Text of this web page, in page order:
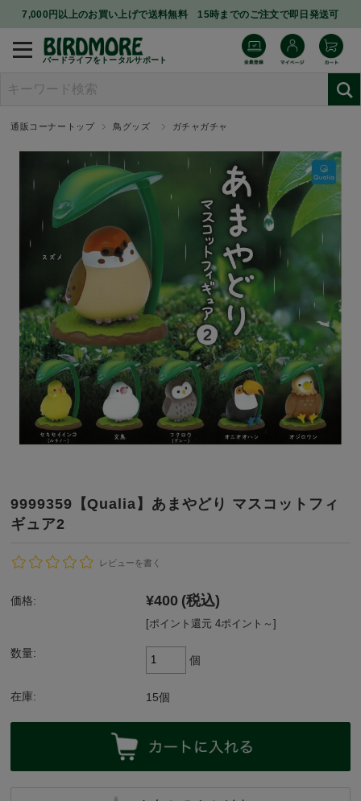
7,000円以上のお買い上げで送料無料 15時までのご注文で即日発送可
バードライフをトータルサポート
通販コーナートップ 鳥グッズ ガチャガチャ
9999359【Qualia】あまやどり マスコットフィ
ギュア2
レビューを書く
価格: ¥400 (税込)
[ポイント還元 4ポイント～]
数量:
個
在庫: 15個